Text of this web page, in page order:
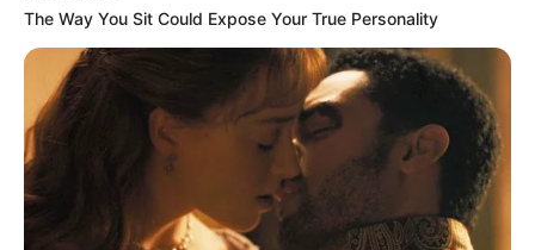
The Way You Sit Could Expose Your True Personality